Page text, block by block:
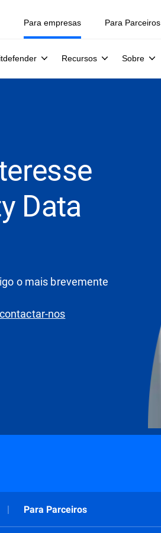
Para empresas
Recursos Sobre
Para Parceiros
Data
o mais brevemente
contactar-nos
Para Parceiros